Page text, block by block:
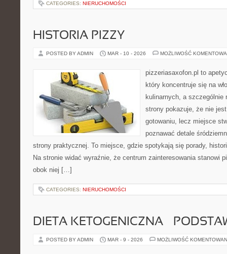
CATEGORIES: NIERUCHOMOŚCI
HISTORIA PIZZY
POSTED BY ADMIN MAR - 10 - 2026 MOŻLIWOŚĆ
pizzeriasaxofon.pl to
który koncentruje się na
kulinarnych, a
strony pokazuje, że nie
gotowaniu, lecz miejsce
poznawać detale
strony praktycznej. To miejsce, gdzie spotykają się porady,
Na stronie widać wyraźnie, że centrum zainteresowania stanowi
obok niej […]
CATEGORIES: NIERUCHOMOŚCI
DIETA KETOGENICZNA –
POSTED BY ADMIN MAR - 9 - 2026 MOŻLIWOŚĆ